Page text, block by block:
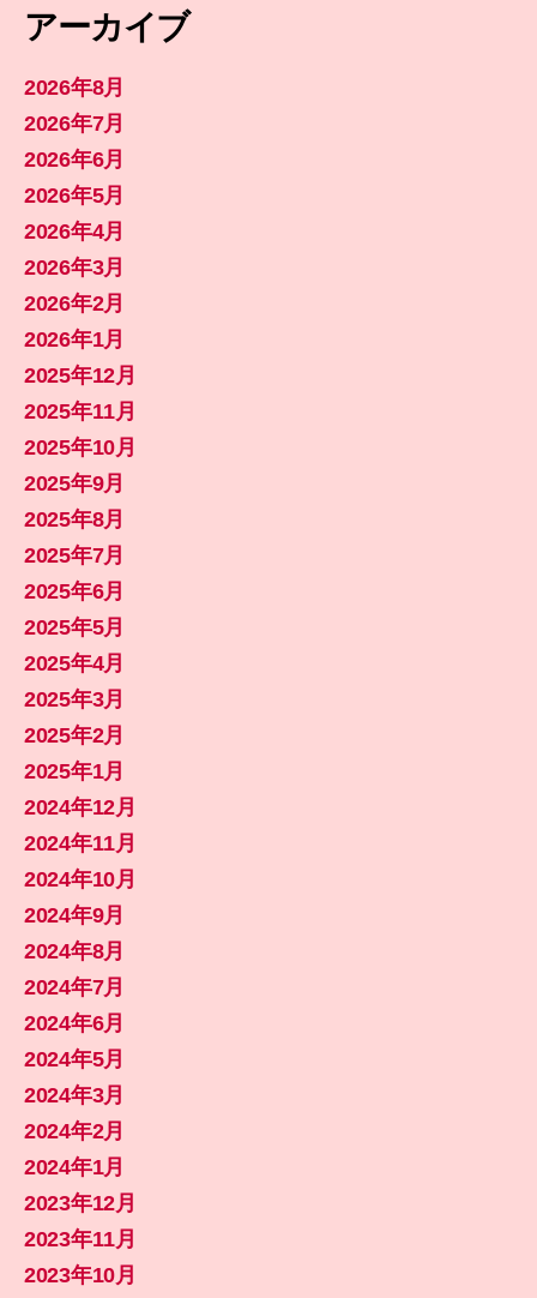
アーカイブ
2026年8月
2026年7月
2026年6月
2026年5月
2026年4月
2026年3月
2026年2月
2026年1月
2025年12月
2025年11月
2025年10月
2025年9月
2025年8月
2025年7月
2025年6月
2025年5月
2025年4月
2025年3月
2025年2月
2025年1月
2024年12月
2024年11月
2024年10月
2024年9月
2024年8月
2024年7月
2024年6月
2024年5月
2024年3月
2024年2月
2024年1月
2023年12月
2023年11月
2023年10月